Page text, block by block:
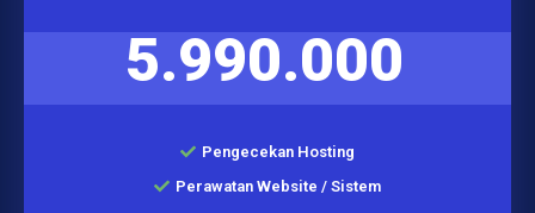
5.990.000
Pengecekan Hosting
Perawatan Website / Sistem